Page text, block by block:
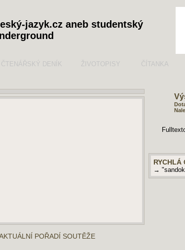
jazyk.cz aneb studentský
ČTENÁŘSKÝ DENÍK ŽIVOTOPISY ČÍTANKA
RYCHLÁ
→
POŘADÍ SOUTĚŽE